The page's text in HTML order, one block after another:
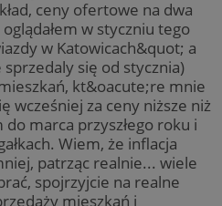
ceny ofertowe na dwa
w styczniu tego
w Katowicach&quot; a
się od stycznia)
kt&oacute;re mnie
wcześniej za ceny niższe niż
marca przyszłego roku i
Wiem, że inflacja
patrząc realnie... wiele
spojrzyjcie na realne
mieszkań i